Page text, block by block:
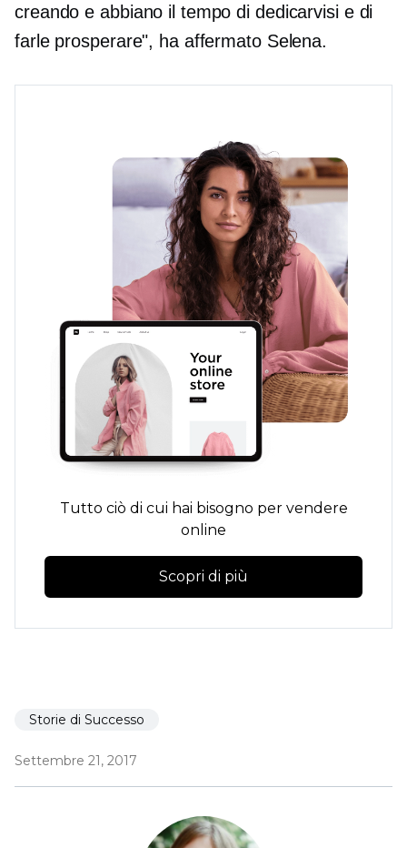
creando e abbiano il tempo di dedicarvisi e di
farle prosperare", ha affermato Selena.
Tutto ciò di cui hai bisogno per vendere
online
Scopri di più
Storie di Successo
Settembre 21, 2017